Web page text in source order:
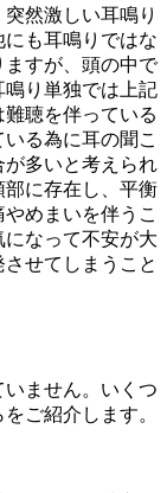
然激しい耳鳴り
も耳鳴りではな
ますが、頭の中で
り単独では上記
聴を伴っている
る為に耳の聞こ
が多いと考えられ
に存在し、平衡
めまいを伴うこ
なって不安が大
せてしまうこと
ません。いくつ
ご紹介します。